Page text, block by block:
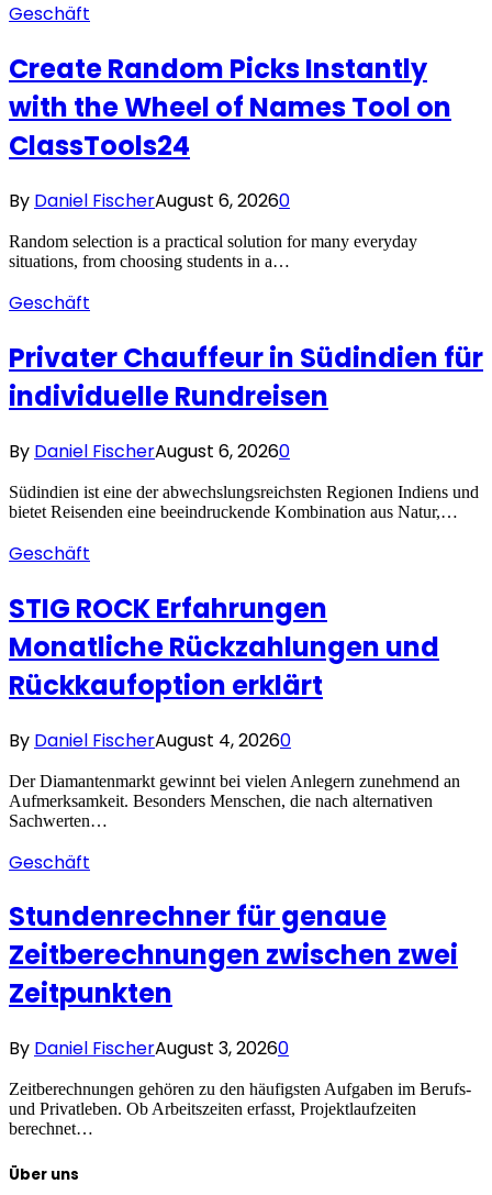
Geschäft
Create Random Picks Instantly
with the Wheel of Names Tool on
ClassTools24
By Daniel FischerAugust 6, 20260
Random selection is a practical solution for many everyday
situations, from choosing students in a…
Geschäft
Privater Chauffeur in Südindien für
individuelle Rundreisen
By Daniel FischerAugust 6, 20260
Südindien ist eine der abwechslungsreichsten Regionen Indiens und
bietet Reisenden eine beeindruckende Kombination aus Natur,…
Geschäft
STIG ROCK Erfahrungen
Monatliche Rückzahlungen und
Rückkaufoption erklärt
By Daniel FischerAugust 4, 20260
Der Diamantenmarkt gewinnt bei vielen Anlegern zunehmend an
Aufmerksamkeit. Besonders Menschen, die nach alternativen
Sachwerten…
Geschäft
Stundenrechner für genaue
Zeitberechnungen zwischen zwei
Zeitpunkten
By Daniel FischerAugust 3, 20260
Zeitberechnungen gehören zu den häufigsten Aufgaben im Berufs-
und Privatleben. Ob Arbeitszeiten erfasst, Projektlaufzeiten
berechnet…
Über uns